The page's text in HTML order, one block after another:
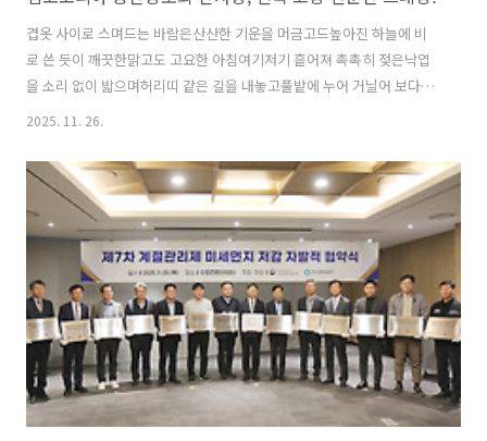
겹옷 사이로 스며드는 바람은산산한 기운을 머금고드높아진 하늘에 비
로 쓴 듯이 깨끗한맑고도 고요한 아침여기저기 흩어져 촉촉히 젖은낙엽
을 소리 없이 밟으며허리띠 같은 길을 내놓고풀밭에 누어 거닐어 보다끊
일락 다시 이어지는 벌레 소리애연히 넘어가는 마디마디엔제철의 아픔
쥐며 돌아서니머언 데 기차 소리가 맑다- 노천명 / 가을날 가을이 정점을
지나 이젠 겨울을 준비하는 듯 새벽 공기가 제법 코끝을 시렵게 하는 계
절입니다. 집 밖을 나서면 가장 먼저 시선이 고정되는 건, 차가워진 대지
를 녹이는 아침햇살의 정기를 받아 울긋불긋 아침 주변을 밝히며 형형색
색으로 물든 단풍들의 향연입니다. 불과 엊그제까지 초록의 푸르름을 찬
양했던 것 같은데, 벌써 가지..
2025. 11. 26.